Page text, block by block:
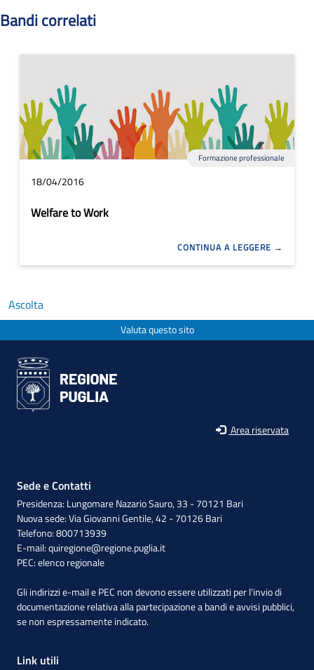
Bandi correlati
Formazione professionale
18/04/2016
Welfare to Work
CONTINUA A LEGGERE
Ascolta
Valuta questo sito
Area riservata
Sede e Contatti
Presidenza: Lungomare Nazario Sauro, 33 - 70121 Bari
Nuova sede: Via Giovanni Gentile, 42 - 70126 Bari
Telefono: 800713939
E-mail:quiregione@regione.puglia.it
PEC:elenco regionale
Gli indirizzi e-mail e PEC non devono essere utilizzati per l'invio di
documentazione relativa alla partecipazione a bandi e avvisi pubblici,
se non espressamente indicato.
Link utili